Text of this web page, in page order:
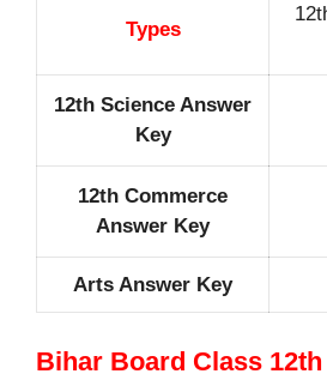
Types
12th Science Answer
Key
12th Commerce
Answer Key
Arts Answer Key
Bihar Board Class